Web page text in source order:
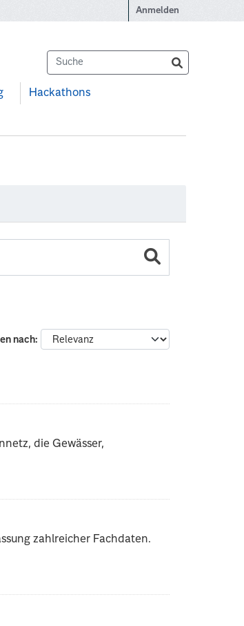
Anmelden
Hackathons
nach
die Gewässer,
zahlreicher Fachdaten.